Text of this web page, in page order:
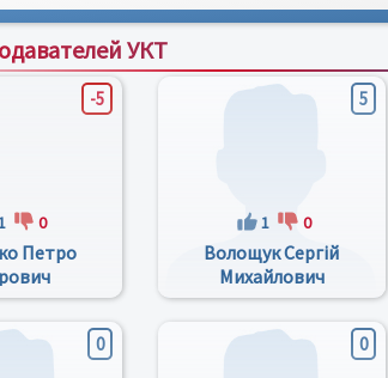
УКТ
-5
0
Петро
5
1 0
Волощук Сергій
Михайлович
0 0